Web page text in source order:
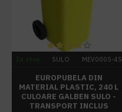
SULO MEV0005-4S
EUROPUBELA DIN
MATERIAL PLASTIC, 240 L
CULOARE GALBEN SULO -
TRANSPORT INCLUS